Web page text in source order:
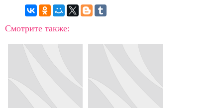
Смотрите также: